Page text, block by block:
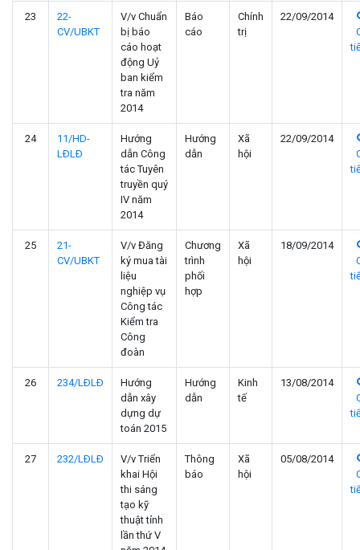
23
22-
CV/UBKT
V/v Chuẩn
bị báo
cáo hoạt
động Uỷ
ban kiểm
tra năm
2014
Báo
cáo
Chính
trị
22/09/2014
24
11/HD-
LÐLÐ
Hướng
dẫn Công
tác Tuyên
truyền quý
IV năm
2014
Hướng
dẫn
Xã
hội
22/09/2014
25
21-
CV/UBKT
V/v Đăng
ký mua tài
liệu
nghiệp vụ
Công tác
Kiểm tra
Công
đoàn
Chương
trình
phối
hợp
Xã
hội
18/09/2014
26 234/LÐLÐ
Hướng
dẫn xây
dựng dự
toán 2015
Hướng
dẫn
Kinh
tế
13/08/2014
27 232/LÐLÐ
V/v Triển
khai Hội
thi sáng
tạo kỹ
thuật tỉnh
lần thứ V
Thông
báo
Xã
hội
05/08/2014